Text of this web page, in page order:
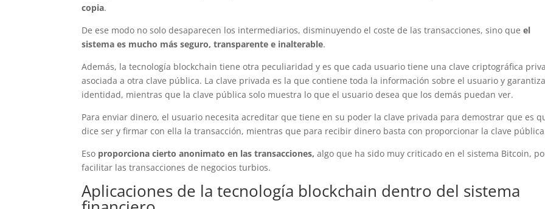
copia.
De ese modo no solo desaparecen los intermediarios, disminuyendo el coste de las transacciones, sino queel
sistema es mucho más seguro, transparente e inalterable.
Además, la tecnología blockchain tiene otra peculiaridad y es que cada usuario tiene una clave criptográfica
asociada a otra clave pública. La clave privada es la que contiene toda la información sobre el usuario y
identidad, mientras que la clave pública solo muestra lo que el usuario desea que los demás puedan ver.
Para enviar dinero, el usuario necesita acreditar que tiene en su poder la clave privada para demostrar que es
dice ser y firmar con ella la transacción, mientras que para recibir dinero basta con proporcionar la clave
Eso proporciona cierto anonimato en las transacciones, algo que ha sido muy criticado en el sistema Bitcoin,
facilitar las transacciones de negocios turbios.
Aplicaciones de la tecnología blockchain dentro del sistema